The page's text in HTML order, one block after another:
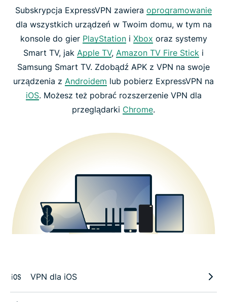
Subskrypcja ExpressVPN zawiera oprogramowanie
dla wszystkich urządzeń w Twoim domu, w tym na
konsole do gier PlayStationi Xbox oraz systemy
Smart TV, jak Apple TV, Amazon TV Fire Stick i
Samsung Smart TV. Zdobądź APK z VPN na swoje
urządzenia z Androidem lub pobierz ExpressVPN na
iOS. Możesz też pobrać rozszerzenie VPN dla
przeglądarki Chrome.
VPN dla iOS